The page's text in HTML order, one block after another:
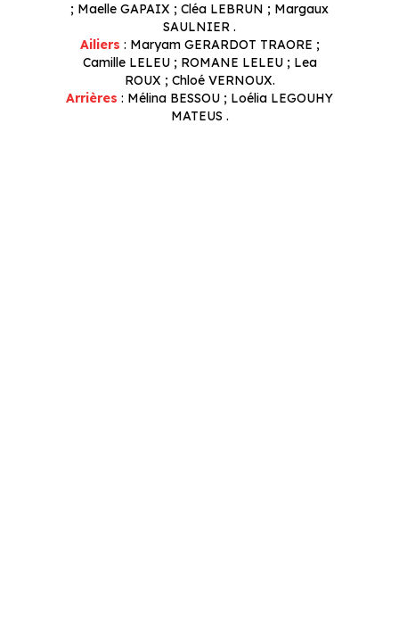
; Maelle GAPAIX ; Cléa LEBRUN ; Margaux
SAULNIER .
Ailiers : Maryam GERARDOT TRAORE ;
Camille LELEU ; ROMANE LELEU ; Lea
ROUX ; Chloé VERNOUX.
Arrières : Mélina BESSOU ; Loélia LEGOUHY
MATEUS .